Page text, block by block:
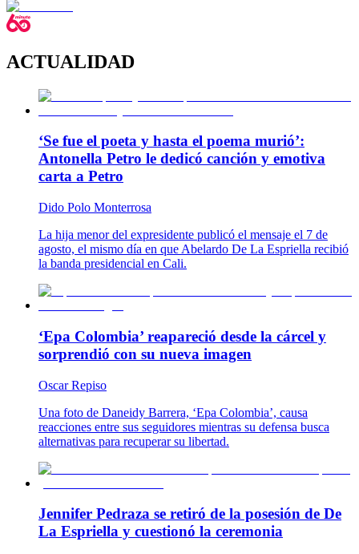
ACTUALIDAD
‘Se fue el poeta y hasta el poema murió’:
Antonella Petro le dedicó canción y emotiva
carta a Petro
Dido Polo Monterrosa
La hija menor del expresidente publicó el mensaje el 7 de
agosto, el mismo día en que Abelardo De La Espriella recibió
la banda presidencial en Cali.
‘Epa Colombia’ reapareció desde la cárcel y
sorprendió con su nueva imagen
Oscar Repiso
Una foto de Daneidy Barrera, ‘Epa Colombia’, causa
reacciones entre sus seguidores mientras su defensa busca
alternativas para recuperar su libertad.
Jennifer Pedraza se retiró de la posesión de De
La Espriella y cuestionó la ceremonia